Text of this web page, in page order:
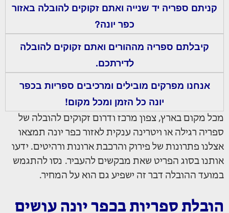
קניתם ספריה יד שנייה ואתם זקוקים להובלה באזור
כפר יונה?
קיבלתם ספריה מההורים ואתם זקוקים להובלה
לדירתכם.
אנחנו מפרקים מובילים ומרכיבים ספריות בכפר
יונה כל הזמן ומכל מקום!
מכל מקום בארץ, צפון מרכז ודרום זקוקים להובלה של
ספריה רגילה או ויטרינה ענקית לאזור כפר יונה תמצאו
אצלנו פתרונות של פירוק והרכבת ארונות ורהיטים. ידעו
אותנו בסוג הפריט שאת מבקשים להעביר. נסו להתגמש
במועד ההובלה דבר זה ישפיע גם הוא על המחיר.
הובלת ספריות בכפר יונה עושים